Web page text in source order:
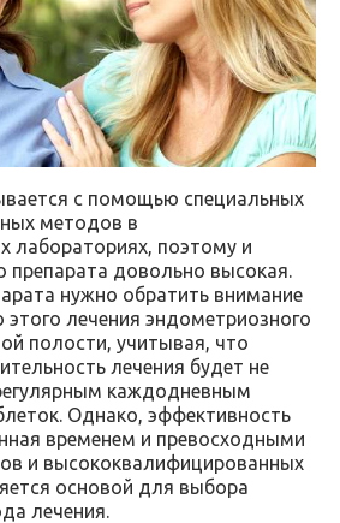
с помощью специальных
методов в
лабораториях, поэтому и
препарата довольно высокая.
нужно обратить внимание
лечения эндометриозного
полости, учитывая, что
лечения будет не
каждодневным
Однако, эффективность
временем и превосходными
и высококвалифицированных
основой для выбора
лечения.